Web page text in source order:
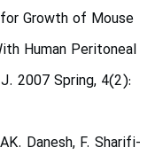
Growth of Mouse
Human Peritoneal
2007 Spring, 4(2):
Danesh, F. Sharifi-